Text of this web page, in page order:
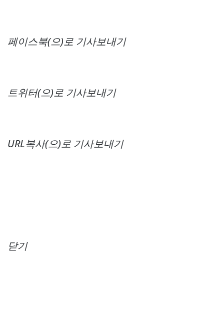
페이스북(으)로 기사보내기
트위터(으)로 기사보내기
URL복사(으)로 기사보내기
닫기